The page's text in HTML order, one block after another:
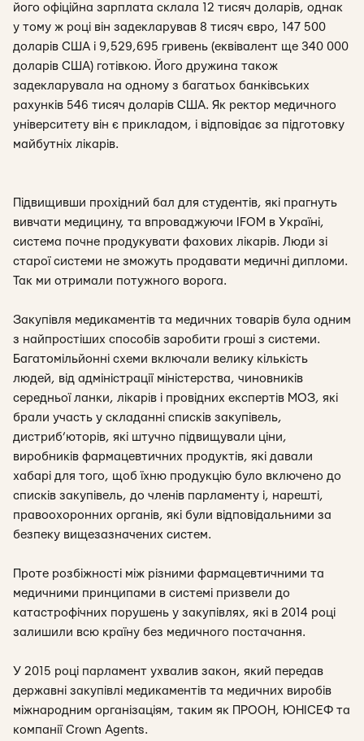
його офіційна зарплата склала 12 тисяч доларів, однак
у тому ж році він задекларував 8 тисяч євро, 147 500
доларів США і 9,529,695 гривень (еквівалент ще 340 000
доларів США) готівкою. Його дружина також
задекларувала на одному з багатьох банківських
рахунків 546 тисяч доларів США. Як ректор медичного
університету він є прикладом, і відповідає за підготовку
майбутніх лікарів.
Підвищивши прохідний бал для студентів, які прагнуть
вивчати медицину, та впроваджуючи IFOM в Україні,
система почне продукувати фахових лікарів. Люди зі
старої системи не зможуть продавати медичні дипломи.
Так ми отримали потужного ворога.
Закупівля медикаментів та медичних товарів була одним
з найпростіших способів заробити гроші з системи.
Багатомільйонні схеми включали велику кількість
людей, від адміністрації міністерства, чиновників
середньої ланки, лікарів і провідних експертів МОЗ, які
брали участь у складанні списків закупівель,
дистриб’юторів, які штучно підвищували ціни,
виробників фармацевтичних продуктів, які давали
хабарі для того, щоб їхню продукцію було включено до
списків закупівель, до членів парламенту і, нарешті,
правоохоронних органів, які були відповідальними за
безпеку вищезазначених систем.
Проте розбіжності між різними фармацевтичними та
медичними принципами в системі призвели до
катастрофічних порушень у закупівлях, які в 2014 році
залишили всю країну без медичного постачання.
У 2015 році парламент ухвалив закон, який передав
державні закупівлі медикаментів та медичних виробів
міжнародним організаціям, таким як ПРООН, ЮНІСЕФ та
компанії Crown Agents.